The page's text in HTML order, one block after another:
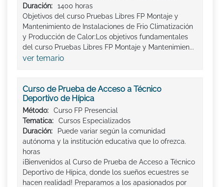
Duración:
1400 horas
Objetivos del curso Pruebas Libres FP Montaje y
Mantenimiento de Instalaciones de Frio Climatización
y Producción de Calor:Los objetivos fundamentales
del curso Pruebas Libres FP Montaje y Mantenimien...
ver temario
Curso de Prueba de Acceso a Técnico
Deportivo de Hípica
Método:
Curso FP Presencial
Tematica:
Cursos Especializados
Duración:
Puede variar según la comunidad
autónoma y la institución educativa que lo ofrezca.
horas
¡Bienvenidos al Curso de Prueba de Acceso a Técnico
Deportivo de Hípica, donde los sueños ecuestres se
hacen realidad! Preparamos a los apasionados por